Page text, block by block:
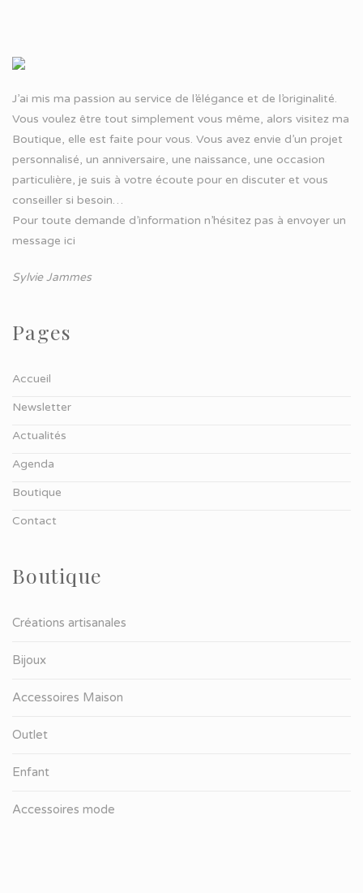
J’ai mis ma passion au service de l’élégance et de l’originalité.
Vous voulez être tout simplement vous même, alors visitez ma
Boutique, elle est faite pour vous. Vous avez envie d’un projet
personnalisé, un anniversaire, une naissance, une occasion
particulière, je suis à votre écoute pour en discuter et vous
conseiller si besoin…
Pour toute demande d’information n’hésitez pas à envoyer un
message ici
Sylvie Jammes
Pages
Accueil
Newsletter
Actualités
Agenda
Boutique
Contact
Boutique
Créations artisanales
Bijoux
Accessoires Maison
Outlet
Enfant
Accessoires mode